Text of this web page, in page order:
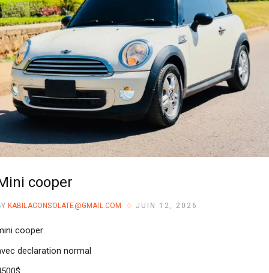
cooper
KABILACONSOLATE@GMAIL.COM JUIN 12, 2026
cooper
declaration normal